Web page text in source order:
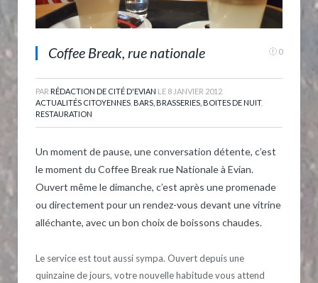
Coffee Break, rue nationale 0
PAR RÉDACTION DE CITÉ D'EVIAN LE 8 JANVIER 2012
ACTUALITÉS CITOYENNES BARS, BRASSERIES, BOITES DE NUIT,
RESTAURATION
Un moment de pause, une conversation détente, c’est
le moment du Coffee Break rue Nationale à Evian.
Ouvert même le dimanche, c’est après une promenade
ou directement pour un rendez-vous devant une vitrine
alléchante, avec un bon choix de boissons chaudes.
Le service est tout aussi sympa. Ouvert depuis une
quinzaine de jours, votre nouvelle habitude vous attend